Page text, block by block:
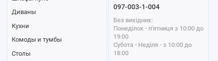
Диваны
Кухни
Комоды и тумбы
Столы
097-003-1-004
Без вихідних:
Понеділок - п'ятниця з 10:00 до
19:00
Субота - Неділя - з 10:00 до
18:00